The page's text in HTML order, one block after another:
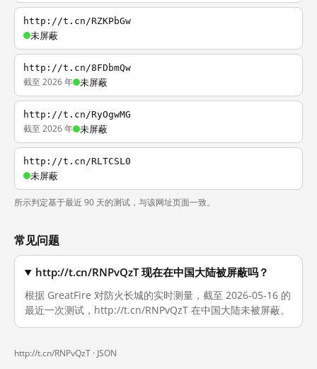
http://t.cn/RZKPbGw
未屏蔽
http://t.cn/8FDbmQw
截至 2026 年 未屏蔽
http://t.cn/RyOgwMG
截至 2026 年 未屏蔽
http://t.cn/RLTCSL0
未屏蔽
所示判定基于最近 90 天的测试，与该网址页面一致。
常见问题
http://t.cn/RNPvQzT 现在在中国大陆被屏蔽吗？
根据 GreatFire 对防火长城的实时测量，截至 2026-05-16 的
最近一次测试，http://t.cn/RNPvQzT 在中国大陆未被屏蔽。
http://t.cn/RNPvQzT · JSON